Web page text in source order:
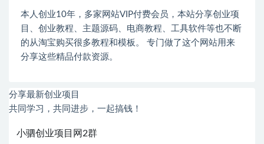
本人创业10年，多家网站VIP付费会员，本站分享创业项
目、创业教程、主题源码、电商教程、工具软件等也不断
的从淘宝购买很多教程和模板。 专门做了这个网站用来
分享这些精品付款资源。
分享最新创业项目
共同学习，共同进步，一起搞钱！
小驷创业项目网2群